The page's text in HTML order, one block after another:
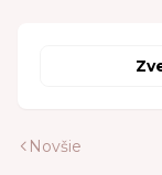
Novšie